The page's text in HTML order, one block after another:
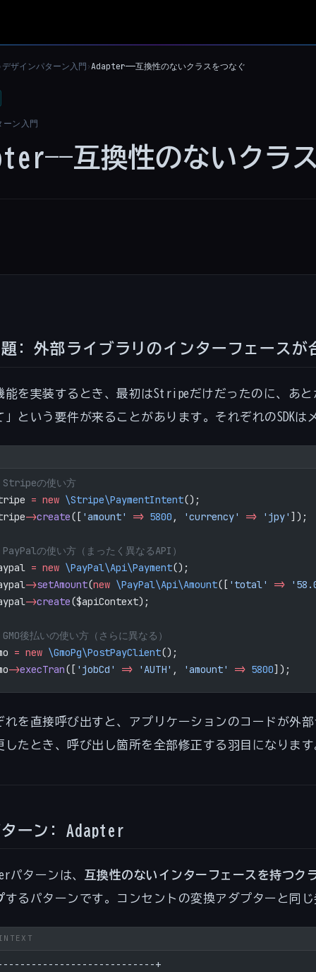
› デザインパターン入門 ›Adapter——互換性のないクラスをつなぐ
ーン入門
互換性のないクラ
題: 外部ライブラリのインターフェースが
能を実装するとき、最初はStripeだけだったのに、あと
」という要件が来ることがあります。それぞれのSDK
の使い方
= new \Stripe\PaymentIntent();
->create([ 'amount' => 5800 , 'currency' => 'jpy' ]);
の使い方（まったく異なるAPI）
= new \PayPal\Api\Payment();
->setAmount(new \PayPal\Api\Amount([ 'total' =>
->create($apiContext);
後払いの使い方（さらに異なる）
= new \GmoPg\PostPayClient();
->execTran([ 'jobCd' => 'AUTH' , 'amount' => 5800]);
れを直接呼び出すと、アプリケーションのコードが外
したとき、呼び出し箇所を全部修正する羽目になりま
ターン: Adapter
パターンは、 互換性のないインターフェースを持つク
するパターンです。コンセントの変換アダプターと同
+